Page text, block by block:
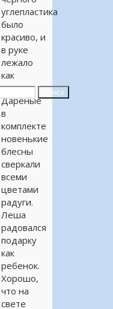
Поиск
углепластика
было
красиво, и
в руке
лежало
как
влитое.
Дареные
в
комплекте
новенькие
блесны
сверкали
всеми
цветами
радуги.
Леша
радовался
подарку
как
ребенок.
Хорошо,
что на
свете